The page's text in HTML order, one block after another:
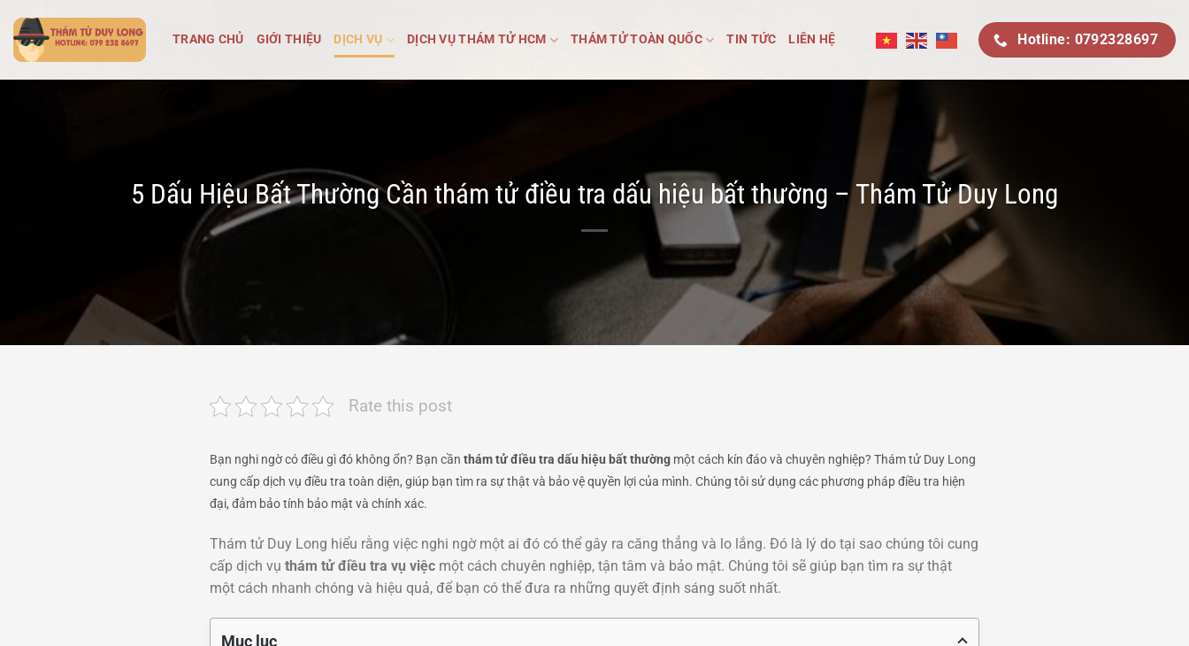
qua
nội
dung
TRANG CHỦ GIỚI THIỆU DỊCH VỤ DỊCH VỤ THÁM TỬ HCM THÁM TỬ TOÀN QUỐC TIN TỨC LIÊN HỆ Hotline: 0792328697
5 Dấu Hiệu Bất Thường Cần thám tử điều tra dấu hiệu bất thường – Thám Tử Duy Long
Rate this post
Bạn nghi ngờ có điều gì đó không ổn? Bạn cần thám tử điều tra dấu hiệu bất thường một cách kín đáo và chuyên nghiệp? Thám tử Duy Long
cung cấp dịch vụ điều tra toàn diện, giúp bạn tìm ra sự thật và bảo vệ quyền lợi của mình. Chúng tôi sử dụng các phương pháp điều tra hiện
đại, đảm bảo tính bảo mật và chính xác.
Thám tử Duy Long hiểu rằng việc nghi ngờ một ai đó có thể gây ra căng thẳng và lo lắng. Đó là lý do tại sao chúng tôi cung
cấp dịch vụ thám tử điều tra vụ việc một cách chuyên nghiệp, tận tâm và bảo mật. Chúng tôi sẽ giúp bạn tìm ra sự thật
một cách nhanh chóng và hiệu quả, để bạn có thể đưa ra những quyết định sáng suốt nhất.
Mục lục